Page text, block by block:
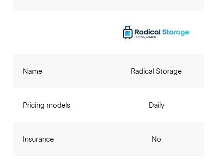
Name
Pricing models
Insurance
Radical Storage
Daily
No